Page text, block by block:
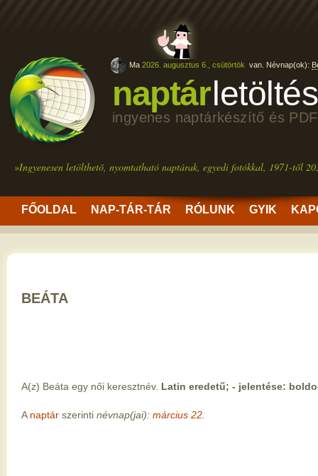
naptárletöltés
ingyenes naptárkészítő és
»Ingyenesen letölthető, nyomtatható naptárak, egyedi fotókkal, 1971-től
FŐOLDAL NAP-TÁR-TÁR RÓLUNK GYIK
Ma 2026. augusztus 6., csütörtök van. Névnap(ok):
BEÁTA
A(z) Beáta egy női keresztnév. Latin eredetű; - jelentése:
A naptár szerinti névnap(jai): március 22.